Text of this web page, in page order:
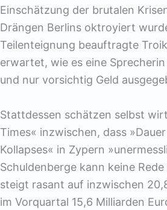
Einschätzung der brutalen
Drängen Berlins oktroyiert
Teilenteignung beauftragte
erwartet, wie es eine
und nur vorsichtig Geld
Stattdessen schätzen selbst
Times« inzwischen, dass
Kollapses« in Zypern
Schuldenberge kann keine
steigt rasant auf inzwischen
im Vorquartal 15,6 Milliarden